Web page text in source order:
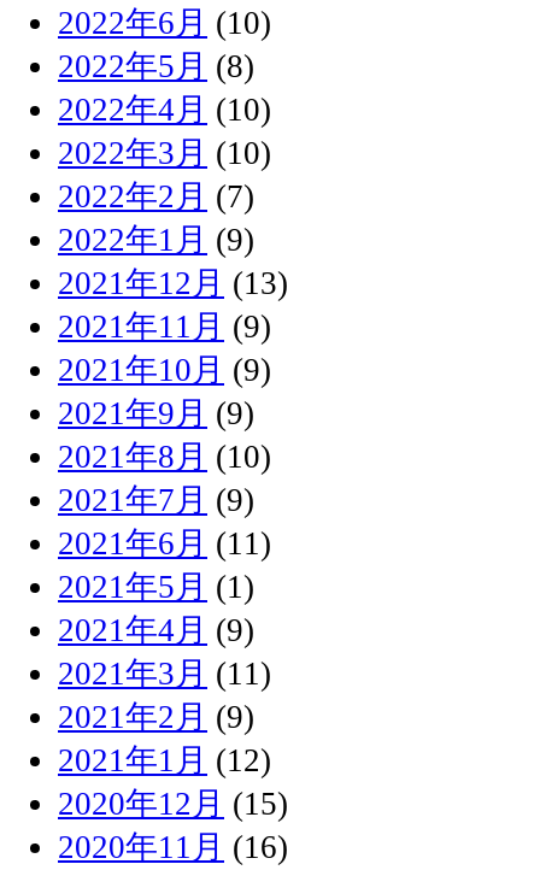
2022年6月 (10)
2022年5月 (8)
2022年4月 (10)
2022年3月 (10)
2022年2月 (7)
2022年1月 (9)
2021年12月 (13)
2021年11月 (9)
2021年10月 (9)
2021年9月 (9)
2021年8月 (10)
2021年7月 (9)
2021年6月 (11)
2021年5月 (1)
2021年4月 (9)
2021年3月 (11)
2021年2月 (9)
2021年1月 (12)
2020年12月 (15)
2020年11月 (16)